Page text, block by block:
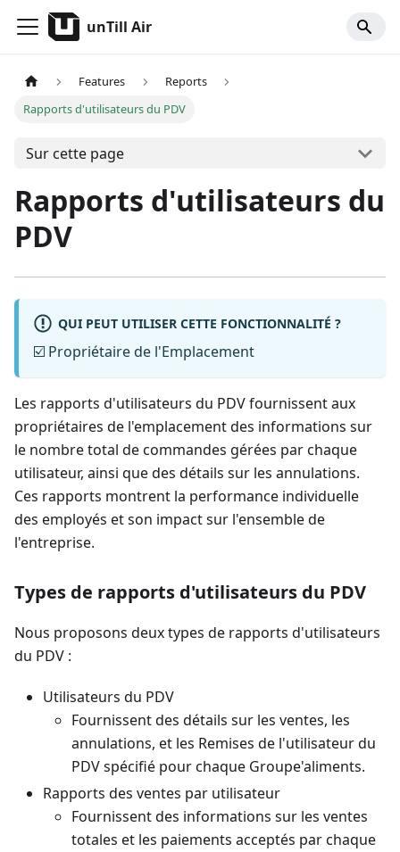
unTill Air
Features
Reports
Rapports d'utilisateurs du PDV
Sur cette page
Rapports d'utilisateurs du
PDV
QUI PEUT UTILISER CETTE FONCTIONNALITÉ ?
☑️ Propriétaire de l'Emplacement
Les rapports d'utilisateurs du PDV fournissent aux
propriétaires de l'emplacement des informations sur
le nombre total de commandes gérées par chaque
utilisateur, ainsi que des détails sur les annulations.
Ces rapports montrent la performance individuelle
des employés et son impact sur l'ensemble de
l'entreprise.
Types de rapports d'utilisateurs du PDV
Nous proposons deux types de rapports d'utilisateurs
du PDV :
Utilisateurs du PDV
Fournissent des détails sur les ventes, les
annulations, et les Remises de l'utilisateur du
PDV spécifié pour chaque Groupe'aliments.
Rapports des ventes par utilisateur
Fournissent des informations sur les ventes
totales et les paiements acceptés par chaque